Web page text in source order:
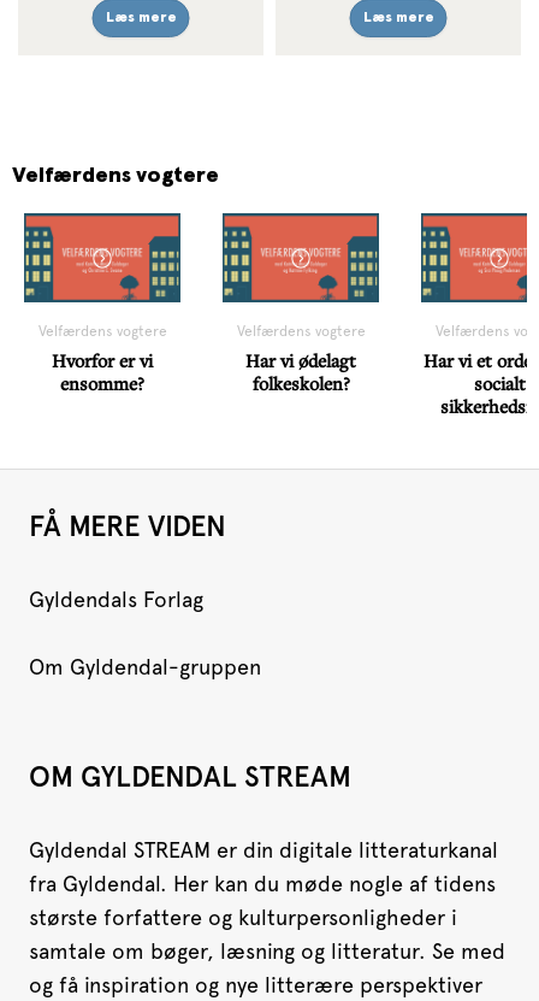
Læs mere Læs mere
Velfærdens vogtere
Velfærdens vogtere
Hvorfor er vi
ensomme?
Velfærdens vogtere
Har vi ødelagt
folkeskolen?
Velfærdens
Har vi et
socialt
FÅ MERE VIDEN
Gyldendals Forlag
Om Gyldendal-gruppen
OM GYLDENDAL STREAM
Gyldendal STREAM er din digitale litteraturkanal
fra Gyldendal. Her kan du møde nogle af tidens
største forfattere og kulturpersonligheder i
samtale om bøger, læsning og litteratur. Se med
og få inspiration og nye litterære perspektiver